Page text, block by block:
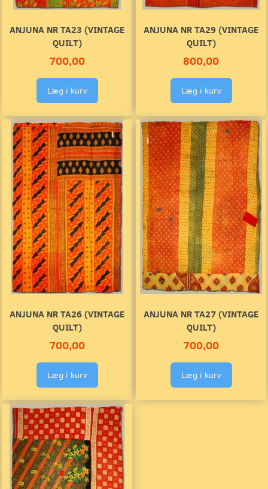
ANJUNA NR TA23 (VINTAGE
QUILT)
700,00
Læg i kurv
ANJUNA NR TA29 (VINTAGE
QUILT)
800,00
Læg i kurv
ANJUNA NR TA26 (VINTAGE
QUILT)
700,00
Læg i kurv
ANJUNA NR TA27 (VINTAGE
QUILT)
700,00
Læg i kurv